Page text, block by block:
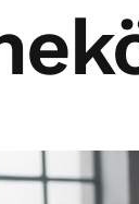
Ürünler